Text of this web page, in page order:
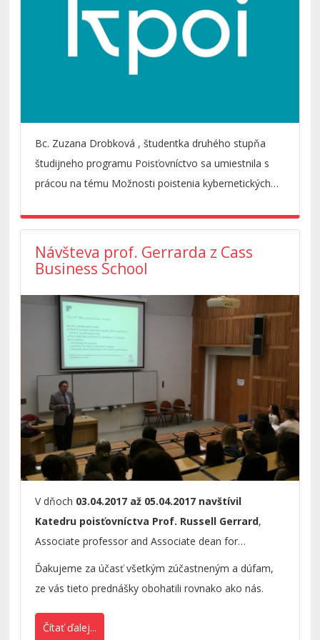
Bc. Zuzana Drobková , študentka druhého stupňa
študijneho programu Poisťovníctvo sa umiestnila s
prácou na tému Možnosti poistenia kybernetických
PhD. Práca mapuje dopyt spoločností po krytí
kybernetických rizík a porovnáva ho s aktuálnou
Návšteva prof. Gerrarda z Cass
Business School
V dňoch 03.04.2017 až 05.04.2017 navštívil
Katedru poisťovníctva Prof. Russell Gerrard,
Associate professor and Associate dean for
undergraduate studies na Cass Business School, City
University, London. Prof. Gerrard prezentoval
seminári Katedry poisťovníctva. Jeho prednášky
Ďakujeme za účasť všetkým zúčastneným a dúfam,
ze vás tieto prednášky obohatili rovnako ako nás.
Čítať ďalej...